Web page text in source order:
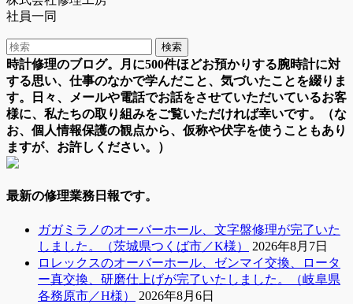
社員一同
時計修理のブログ。月に500件ほどお預かりする腕時計に対
する思い、仕事のなかで学んだこと、気づいたことを綴りま
す。日々、メールや電話でお話をさせていただいているお客
様に、私たちの取り組みをご覧いただければ幸いです。（な
お、個人情報保護の観点から、仮称や伏字を使うこともあり
ますが、お許しください。）
最新の修理業務日報です。
ガガミラノのオーバーホール、文字盤修理が完了いた
しました。（茨城県つくば市／K様）
2026年8月7日
ロレックスのオーバーホール、ゼンマイ交換、ロータ
ー真交換、研磨仕上げが完了いたしました。（岐阜県
各務原市／H様）
2026年8月6日